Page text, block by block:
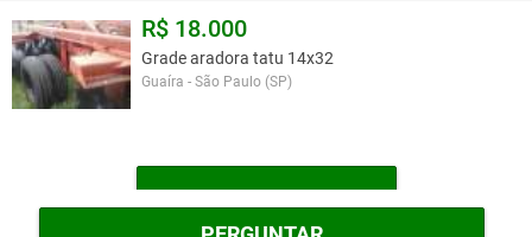
R$ 18.000
Grade aradora tatu 14x32
Guaíra - São Paulo (SP)